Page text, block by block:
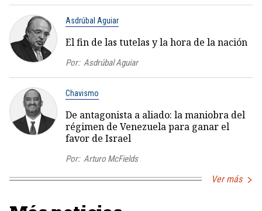
Asdrúbal Aguiar
El fin de las tutelas y la hora de la nación
Por: Asdrúbal Aguiar
Chavismo
De antagonista a aliado: la maniobra del
régimen de Venezuela para ganar el
favor de Israel
Por: Arturo McFields
Ver más